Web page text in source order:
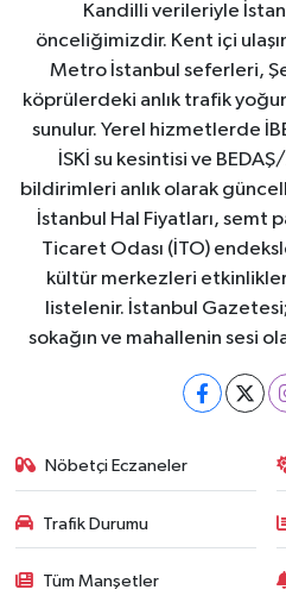
Kandilli verileriyle
önceliğimizdir. Kent içi
Metro İstanbul seferleri,
köprülerdeki anlık trafik
sunulur. Yerel hizmetlerde
İSKİ su kesintisi ve
bildirimleri anlık olarak
İstanbul Hal Fiyatları, semt
Ticaret Odası (İTO)
kültür merkezleri
listelenir. İstanbul
sokağın ve mahallenin sesi
Nöbetçi Eczaneler
Trafik Durumu
Tüm Manşetler